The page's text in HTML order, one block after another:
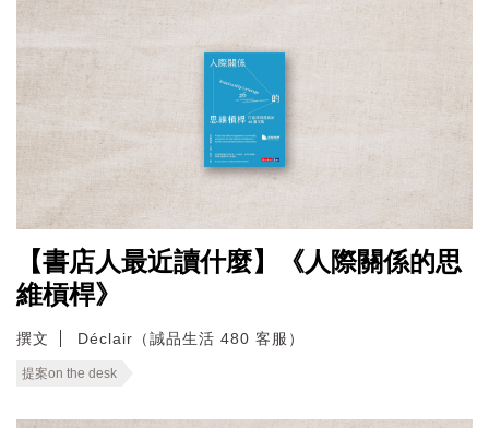
【書店人最近讀什麼】《人際關係的思
維槓桿》
撰文 Déclair（誠品生活 480 客服）
提案on the desk